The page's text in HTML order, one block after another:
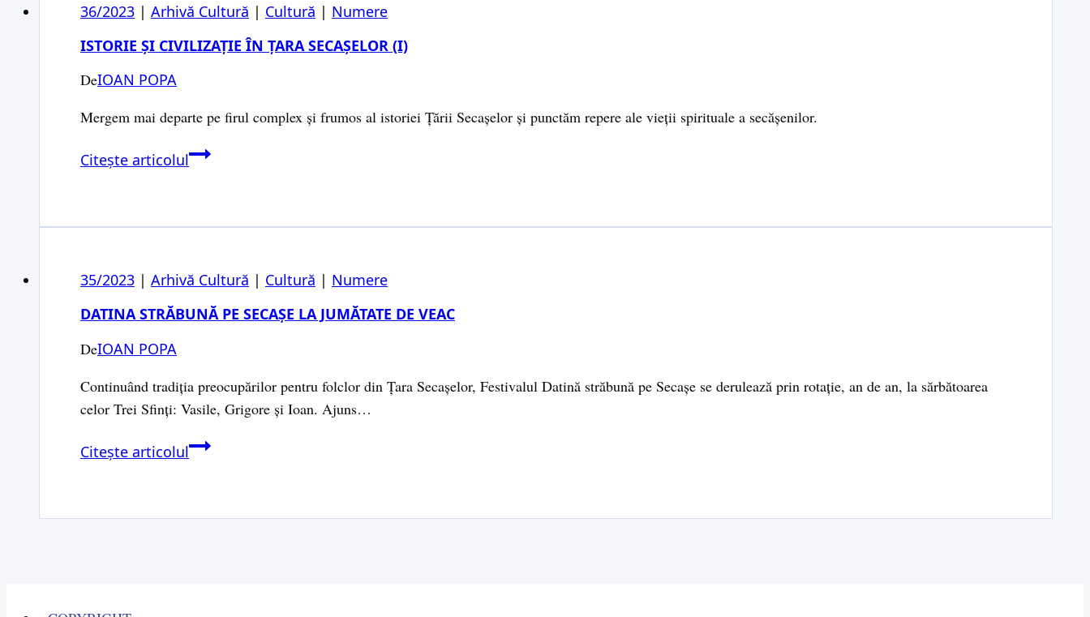
aminte
36/2023 | Arhivă Cultură | Cultură | Numere
ISTORIE ȘI CIVILIZAȚIE ÎN ȚARA SECAȘELOR (I)
DeIOAN POPA
Mergem mai departe pe firul complex și frumos al istoriei Țării Secașelor și punctăm repere ale vieții spirituale a secășenilor.
Citește articolulIstorie
în
(I)
35/2023 | Arhivă Cultură | Cultură | Numere
DATINA STRĂBUNĂ PE SECAȘE LA JUMĂTATE DE VEAC
DeIOAN POPA
Continuând tradiția preocupărilor pentru folclor din Țara Secașelor, Festivalul Datină străbună pe Secașe se derulează prin rotație, an de an, la sărbătoarea
celor Trei Sfinți: Vasile, Grigore și Ioan. Ajuns…
Citește articolulDatina
Secașe